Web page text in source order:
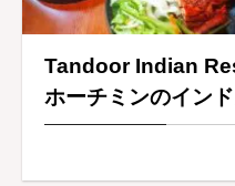
Tandoor Indian
ホーチミンのイン